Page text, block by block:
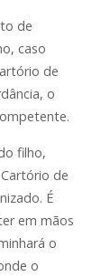
de
caso
de
o
filho,
de
É
em mãos
o
o